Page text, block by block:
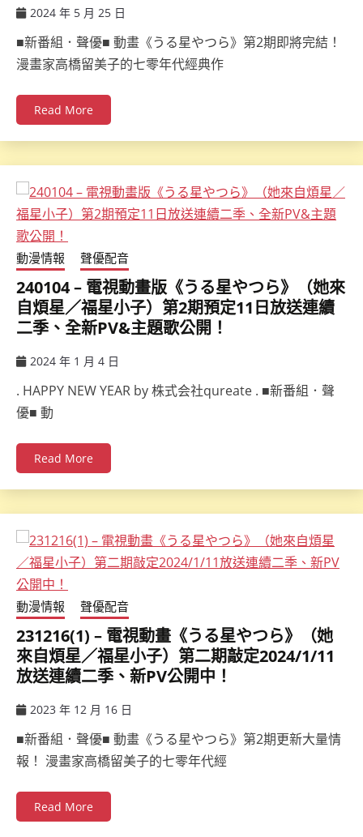
2024 年 5 月 25 日
■新番組．聲優■ 動畫《うる星やつら》第2期即將完結！
漫畫家高橋留美子的七零年代經典作
Read More
動漫情報 聲優配音
240104 – 電視動畫版《うる星やつら》（她來
自煩星／福星小子）第2期預定11日放送連續
二季、全新PV&主題歌公開！
2024 年 1 月 4 日
. HAPPY NEW YEAR by 株式会社qureate . ■新番組．聲
優■ 動
Read More
動漫情報 聲優配音
231216(1) – 電視動畫《うる星やつら》（她
來自煩星／福星小子）第二期敲定2024/1/11
放送連續二季、新PV公開中！
2023 年 12 月 16 日
■新番組．聲優■ 動畫《うる星やつら》第2期更新大量情
報！ 漫畫家高橋留美子的七零年代經
Read More